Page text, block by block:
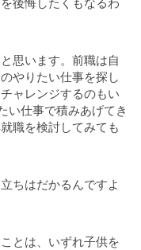
思います。前職は自
やりたい仕事を探し
ャレンジするのもい
い仕事で積みあげてき
職を検討してみても
ちはだかるんですよ
とは、いずれ子供を